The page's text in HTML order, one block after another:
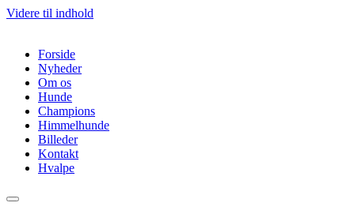
Videre til indhold
Forside
Nyheder
Om os
Hunde
Champions
Himmelhunde
Billeder
Kontakt
Hvalpe